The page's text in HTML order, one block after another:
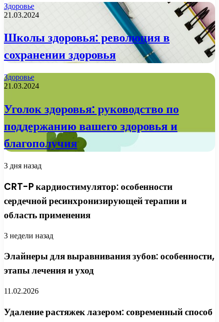
Здоровье
21.03.2024
Школы здоровья: революция в
сохранении здоровья
Здоровье
21.03.2024
Уголок здоровья: руководство по
поддержанию вашего здоровья и
благополучия
3 дня назад
CRT-P кардиостимулятор: особенности
сердечной ресинхронизирующей терапии и
область применения
3 недели назад
Элайнеры для выравнивания зубов: особенности,
этапы лечения и уход
11.02.2026
Удаление растяжек лазером: современный способ